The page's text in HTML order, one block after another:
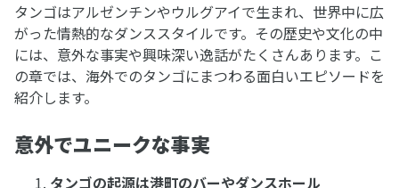
タンゴはアルゼンチンやウルグアイで生まれ、世界中に広
がった情熱的なダンススタイルです。その歴史や文化の中
には、意外な事実や興味深い逸話がたくさんあります。こ
の章では、海外でのタンゴにまつわる面白いエピソードを
紹介します。
意外でユニークな事実
タンゴの起源は港町のバーやダンスホール